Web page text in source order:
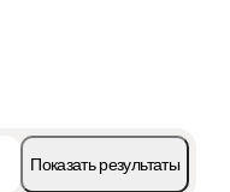
Показать результаты